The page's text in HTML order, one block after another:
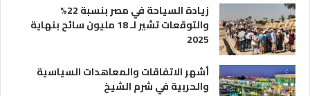
زيادة السياحة في مصر بنسبة 22%
والتوقعات تشير لـ 18 مليون سائح بنهاية
2025
أشهر الاتفاقات والمعاهدات السياسية
والحربية في شرم الشيخ